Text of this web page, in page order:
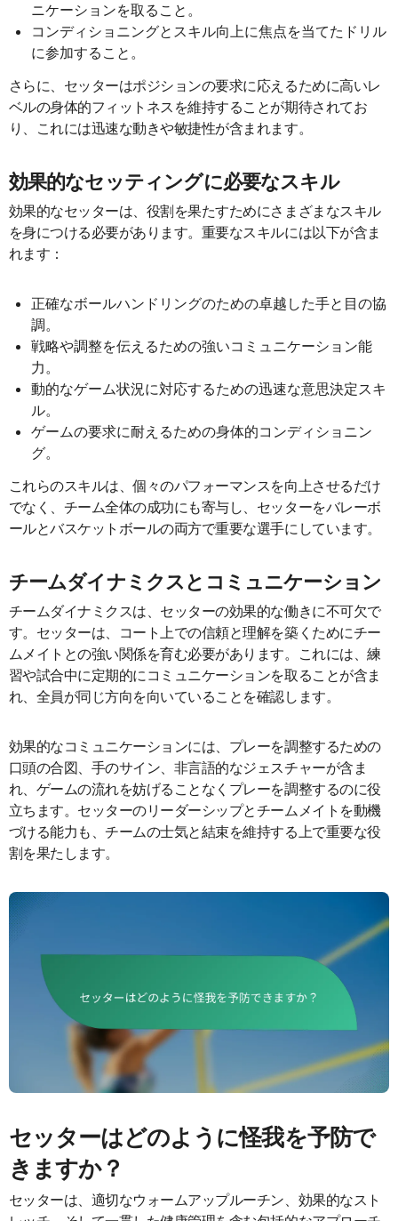
ニケーションを取ること。
コンディショニングとスキル向上に焦点を当てたドリル
に参加すること。
さらに、セッターはポジションの要求に応えるために高いレ
ベルの身体的フィットネスを維持することが期待されてお
り、これには迅速な動きや敏捷性が含まれます。
効果的なセッティングに必要なスキル
効果的なセッターは、役割を果たすためにさまざまなスキル
を身につける必要があります。重要なスキルには以下が含ま
れます：
正確なボールハンドリングのための卓越した手と目の協
調。
戦略や調整を伝えるための強いコミュニケーション能
力。
動的なゲーム状況に対応するための迅速な意思決定スキ
ル。
ゲームの要求に耐えるための身体的コンディショニン
グ。
これらのスキルは、個々のパフォーマンスを向上させるだけ
でなく、チーム全体の成功にも寄与し、セッターをバレーボ
ールとバスケットボールの両方で重要な選手にしています。
チームダイナミクスとコミュニケーション
チームダイナミクスは、セッターの効果的な働きに不可欠で
す。セッターは、コート上での信頼と理解を築くためにチー
ムメイトとの強い関係を育む必要があります。これには、練
習や試合中に定期的にコミュニケーションを取ることが含ま
れ、全員が同じ方向を向いていることを確認します。
効果的なコミュニケーションには、プレーを調整するための
口頭の合図、手のサイン、非言語的なジェスチャーが含ま
れ、ゲームの流れを妨げることなくプレーを調整するのに役
立ちます。セッターのリーダーシップとチームメイトを動機
づける能力も、チームの士気と結束を維持する上で重要な役
割を果たします。
セッターはどのように怪我を予防で
きますか？
セッターは、適切なウォームアップルーチン、効果的なスト